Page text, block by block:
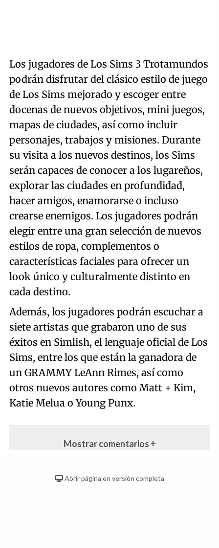
Los jugadores de Los Sims 3 Trotamundos
podrán disfrutar del clásico estilo de juego
de Los Sims mejorado y escoger entre
docenas de nuevos objetivos, mini juegos,
mapas de ciudades, así como incluir
personajes, trabajos y misiones. Durante
su visita a los nuevos destinos, los Sims
serán capaces de conocer a los lugareños,
explorar las ciudades en profundidad,
hacer amigos, enamorarse o incluso
crearse enemigos. Los jugadores podrán
elegir entre una gran selección de nuevos
estilos de ropa, complementos o
características faciales para ofrecer un
look único y culturalmente distinto en
cada destino.
Además, los jugadores podrán escuchar a
siete artistas que grabaron uno de sus
éxitos en Simlish, el lenguaje oficial de Los
Sims, entre los que están la ganadora de
un GRAMMY LeAnn Rimes, así como
otros nuevos autores como Matt + Kim,
Katie Melua o Young Punx.
Mostrar comentarios +
Abrir página en versión completa